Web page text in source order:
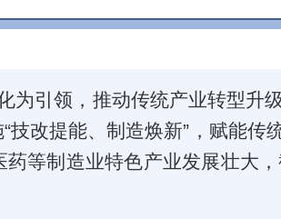
为引领，推动传统产业转型升
技改提能、制造焕新”，赋能
等制造业特色产业发展壮大